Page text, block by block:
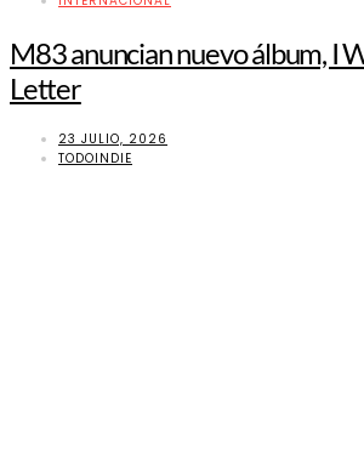
M83 anuncian nuevo álbum, I
Letter
23 JULIO, 2026
TODOINDIE